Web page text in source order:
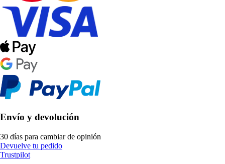
Envío y devolución
30 días para cambiar de opinión
Devuelve tu pedido
Trustpilot